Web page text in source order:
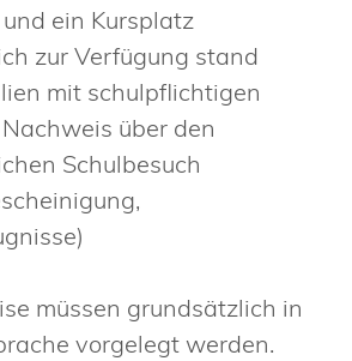
ein Kursplatz
zur Verfügung stand
mit schulpflichtigen
über den
Schulbesuch
müssen grundsätzlich in
vorgelegt werden.